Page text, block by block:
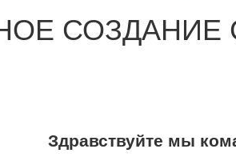
СОЗДАНИЕ
Здравствуйте мы